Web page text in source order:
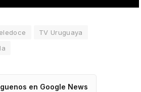
TV Uruguaya
en Google News